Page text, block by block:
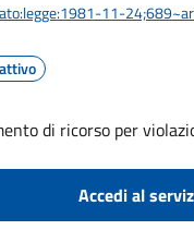
11-
di ricorso per
Accedi al